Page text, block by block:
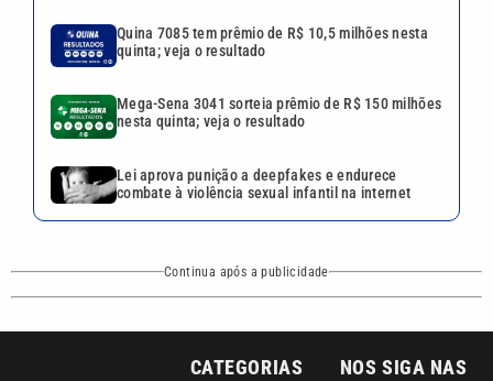
Quina 7085 tem prêmio de R$ 10,5 milhões nesta
quinta; veja o resultado
Mega-Sena 3041 sorteia prêmio de R$ 150 milhões
nesta quinta; veja o resultado
Lei aprova punição a deepfakes e endurece
combate à violência sexual infantil na internet
Continua após a publicidade
CATEGORIAS
NOS SIGA NAS